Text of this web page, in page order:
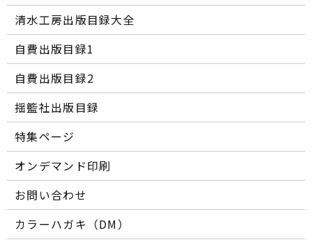
清水工房出版目録大全
自費出版目録1
自費出版目録2
揺籃社出版目録
特集ページ
オンデマンド印刷
お問い合わせ
カラーハガキ（DM）